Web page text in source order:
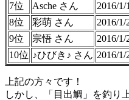
7位
Asche さん
2016/1/
8位
彩萌 さん
2016/1/
9位
宗悟 さん
2016/1/
10位 ♪ひびき♪ さん 2016/1/
上記の方々です！
しかし、「目出鯛」を釣り